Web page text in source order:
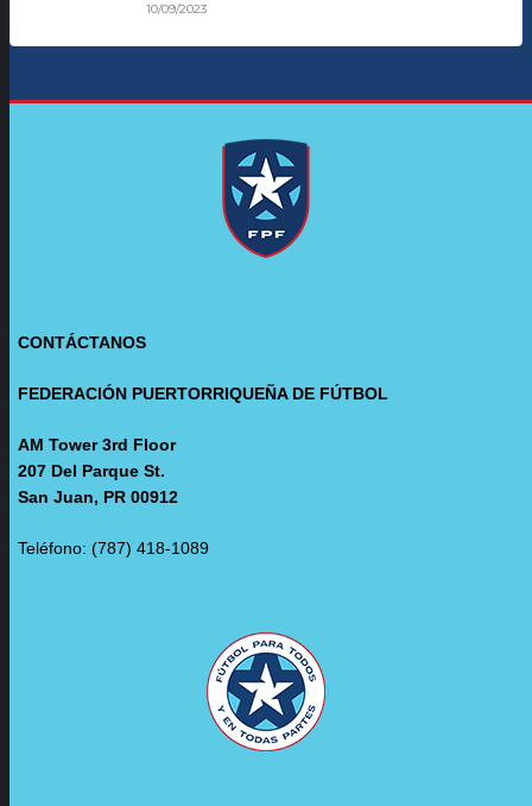
10/09/2023
CONTÁCTANOS
FEDERACIÓN PUERTORRIQUEÑA DE FÚTBOL
AM Tower 3rd Floor
207 Del Parque St.
San Juan, PR 00912
Teléfono: (787) 418-1089